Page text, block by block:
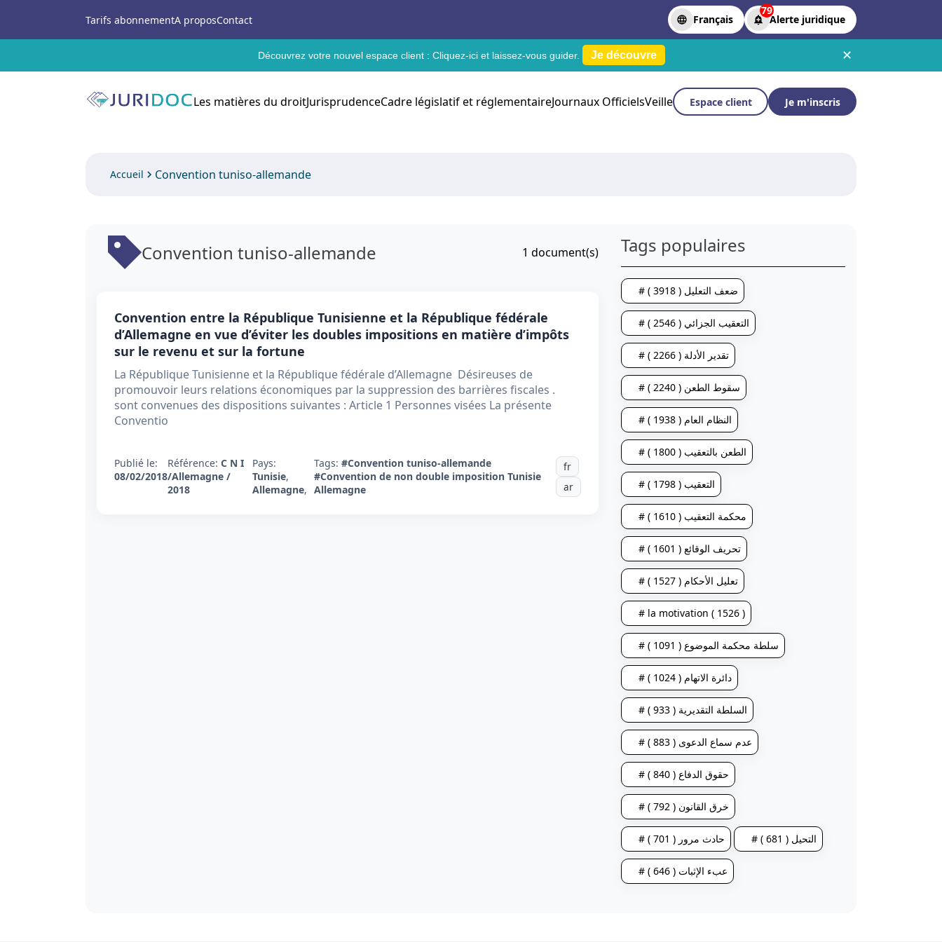
Tarifs abonnementA proposContact Français
79
Alerte juridique
Découvrez votre nouvel espace client : Cliquez-ici et laissez-vous guider. Je découvre ✕
Les matières du droitJurisprudenceCadre législatif et réglementaireJournaux OfficielsVeille Espace client Je m'inscris
Accueil Convention tuniso-allemande
Convention tuniso-allemande 1 document(s)
Convention entre la République Tunisienne et la République fédérale
d’Allemagne en vue d’éviter les doubles impositions en matière d’impôts
sur le revenu et sur la fortune
La République Tunisienne et la République fédérale d’Allemagne Désireuses de
promouvoir leurs relations économiques par la suppression des barrières fiscales .
sont convenues des dispositions suivantes : Article 1 Personnes visées La présente
Conventio
Publié le:
08/02/2018
Référence: C N I
/Allemagne /
2018
Pays:
Tunisie,
Allemagne,
Tags: #Convention tuniso-allemande
#Convention de non double imposition Tunisie
Allemagne
fr
ar
Tags populaires
# ضعف التعليل ( 3918 )
# التعقيب الجزائي ( 2546 )
# تقدير الأدلة ( 2266 )
# سقوط الطعن ( 2240 )
# النظام العام ( 1938 )
# الطعن بالتعقيب ( 1800 )
# التعقيب ( 1798 )
# محكمة التعقيب ( 1610 )
# تحريف الوقائع ( 1601 )
# تعليل الأحكام ( 1527 )
# la motivation ( 1526 )
# سلطة محكمة الموضوع ( 1091 )
# دائرة الاتهام ( 1024 )
# السلطة التقديرية ( 933 )
# عدم سماع الدعوى ( 883 )
# حقوق الدفاع ( 840 )
# خرق القانون ( 792 )
# حادث مرور ( 701 ) # التحيل ( 681 )
# عبء الإثبات ( 646 )